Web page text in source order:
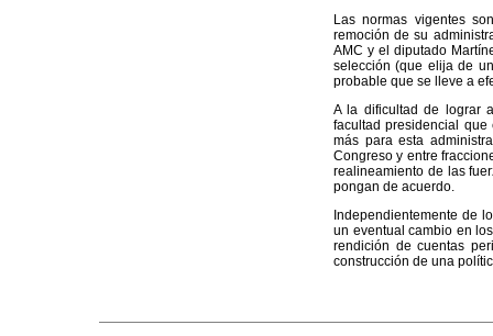
Las normas vigentes
remoción de su
AMC y el diputado
selección (que elija de
probable que se lleve a
A la dificultad de lograr
facultad presidencial
más para esta
Congreso y entre
realineamiento de las
pongan de acuerdo.
Independientemente de
un eventual cambio en
rendición de cuentas
construcción de una